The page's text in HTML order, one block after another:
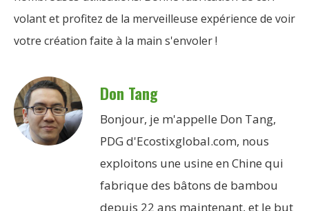
volant et profitez de la merveilleuse expérience de voir
votre création faite à la main s'envoler !
Don Tang
Bonjour, je m'appelle Don Tang,
PDG d'Ecostixglobal.com, nous
exploitons une usine en Chine qui
fabrique des bâtons de bambou
depuis 22 ans maintenant, et le but